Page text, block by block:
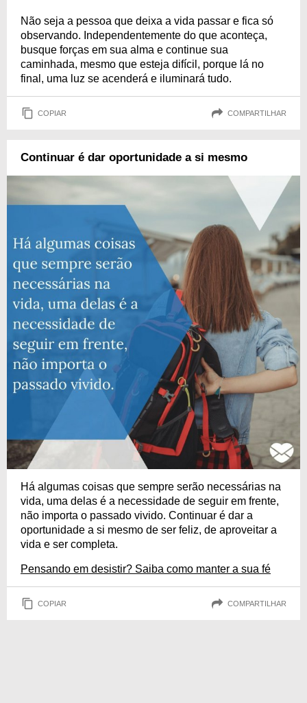
Não seja a pessoa que deixa a vida passar e fica só
observando. Independentemente do que aconteça,
busque forças em sua alma e continue sua
caminhada, mesmo que esteja difícil, porque lá no
final, uma luz se acenderá e iluminará tudo.
COPIAR COMPARTILHAR
Continuar é dar oportunidade a si mesmo
Há algumas coisas que sempre serão necessárias na
vida, uma delas é a necessidade de seguir em frente,
não importa o passado vivido. Continuar é dar a
oportunidade a si mesmo de ser feliz, de aproveitar a
vida e ser completa.
Pensando em desistir? Saiba como manter a sua fé
COPIAR COMPARTILHAR